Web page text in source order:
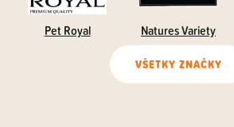
Pet Royal Natures Variety
VŠETKY ZNAČKY